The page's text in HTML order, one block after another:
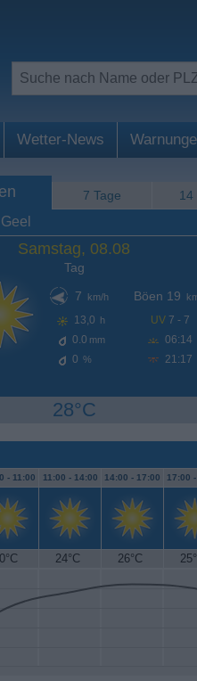
Wetter-News
7 Tage 14
Samstag, 08.08
Tag
7
km/h
13,0 h
0.0 mm
0 %
Böen 19
UV 7 - 7
06:14
21:17
28°C
- 11:00 11:00 - 14:00 14:00 - 17:00 17:00
24°C 26°C